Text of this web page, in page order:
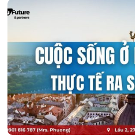
nhu cầu định cư. Vậy đâu mới là
cả gia đình tốt nhất? Cùng EFP tìm